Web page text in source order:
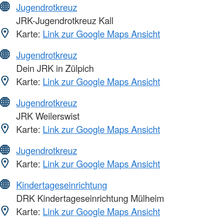
Jugendrotkreuz
JRK-Jugendrotkreuz Kall
Karte: Link zur Google Maps Ansicht
Jugendrotkreuz
Dein JRK in Zülpich
Karte: Link zur Google Maps Ansicht
Jugendrotkreuz
JRK Weilerswist
Karte: Link zur Google Maps Ansicht
Jugendrotkreuz
Karte: Link zur Google Maps Ansicht
Kindertageseinrichtung
DRK Kindertageseinrichtung Mülheim
Karte: Link zur Google Maps Ansicht